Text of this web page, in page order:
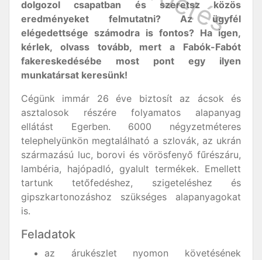
dolgozol csapatban és szeretsz közös
eredményeket felmutatni? Az ügyfél
elégedettsége számodra is fontos? Ha igen,
kérlek, olvass tovább, mert a Fabók-Fabót
fakereskedésébe most pont egy ilyen
munkatársat keresünk!
Cégünk immár 26 éve biztosít az ácsok és
asztalosok részére folyamatos alapanyag
ellátást Egerben. 6000 négyzetméteres
telephelyünkön megtalálható a szlovák, az ukrán
származású luc, borovi és vörösfenyő fűrészáru,
lambéria, hajópadló, gyalult termékek. Emellett
tartunk tetőfedéshez, szigeteléshez és
gipszkartonozáshoz szükséges alapanyagokat
is.
Feladatok
az árukészlet nyomon követésének